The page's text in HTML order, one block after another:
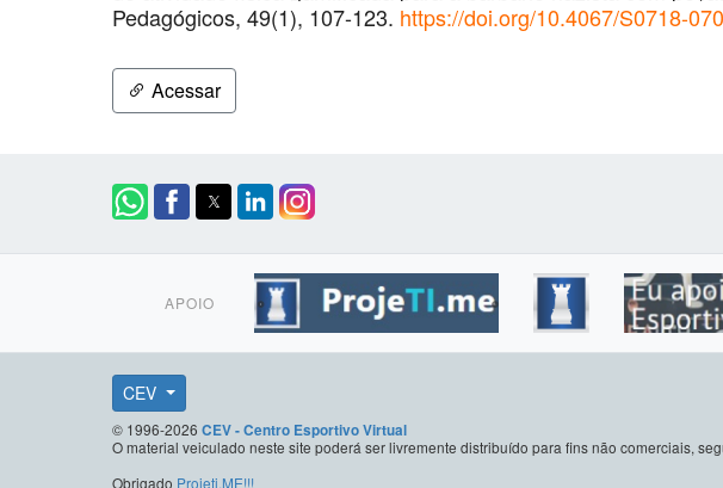
Pedagógicos, 49(1), 107-123. https://doi.org/10.4067/S0718-
Acessar
APOIO
CEV
© 1996-2026 CEV - Centro Esportivo Virtual
O material veiculado neste site poderá ser livremente distribuído para fins não comerciais,
Obrigado Projeti.ME!!!